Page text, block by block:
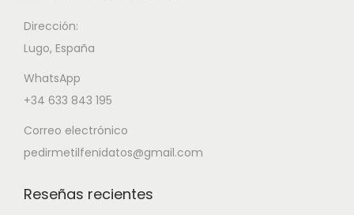
Dirección:
Lugo, España
WhatsApp
+34 633 843 195
Correo electrónico
pedirmetilfenidatos@gmail.com
Reseñas recientes